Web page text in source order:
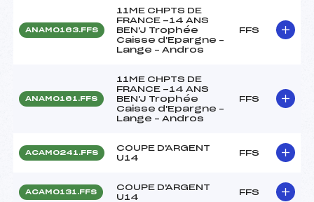
ANAM0163.FFS
11ME CHPTS DE
FRANCE -14 ANS
BEN'J Trophée
Caisse d'Epargne –
Lange – Andros
FFS
ANAM0161.FFS
11ME CHPTS DE
FRANCE -14 ANS
BEN'J Trophée
Caisse d'Epargne –
Lange – Andros
FFS
ACAM0241.FFS
COUPE D'ARGENT
U14
FFS
ACAM0131.FFS
COUPE D'ARGENT
U14
FFS